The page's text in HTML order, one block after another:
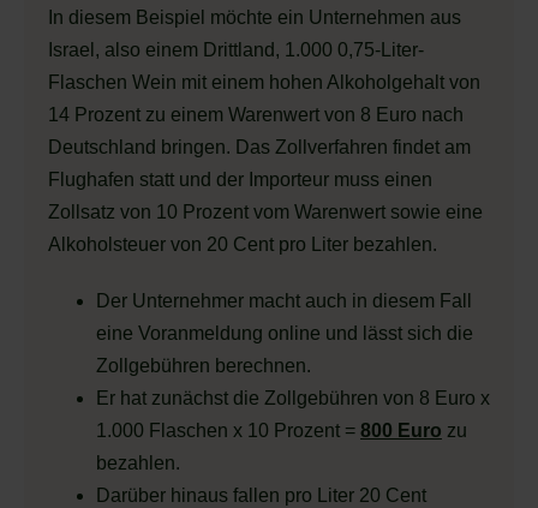
In diesem Beispiel möchte ein Unternehmen aus
Israel, also einem Drittland, 1.000 0,75-Liter-
Flaschen Wein mit einem hohen Alkoholgehalt von
14 Prozent zu einem Warenwert von 8 Euro nach
Deutschland bringen. Das Zollverfahren findet am
Flughafen statt und der Importeur muss einen
Zollsatz von 10 Prozent vom Warenwert sowie eine
Alkoholsteuer von 20 Cent pro Liter bezahlen.
Der Unternehmer macht auch in diesem Fall
eine Voranmeldung online und lässt sich die
Zollgebühren berechnen.
Er hat zunächst die Zollgebühren von 8 Euro x
1.000 Flaschen x 10 Prozent = 800 Euro zu
bezahlen.
Darüber hinaus fallen pro Liter 20 Cent